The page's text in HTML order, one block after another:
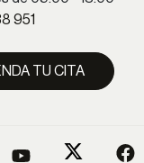
951
TU CITA